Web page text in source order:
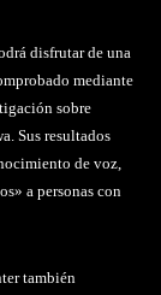
disfrutar de una
mediante
sobre
Sus resultados
de voz,
a personas con
también